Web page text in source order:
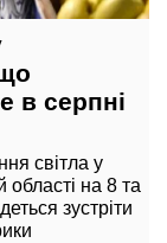
в серпні
світла у
області на 8 та
зустріти